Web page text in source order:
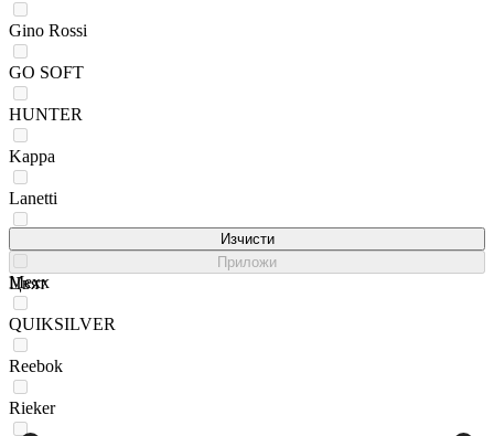
Gino Rossi
GO SOFT
HUNTER
Kappa
Lanetti
Mexx
QUIKSILVER
Reebok
Rieker
Изчисти
Приложи
Цвят